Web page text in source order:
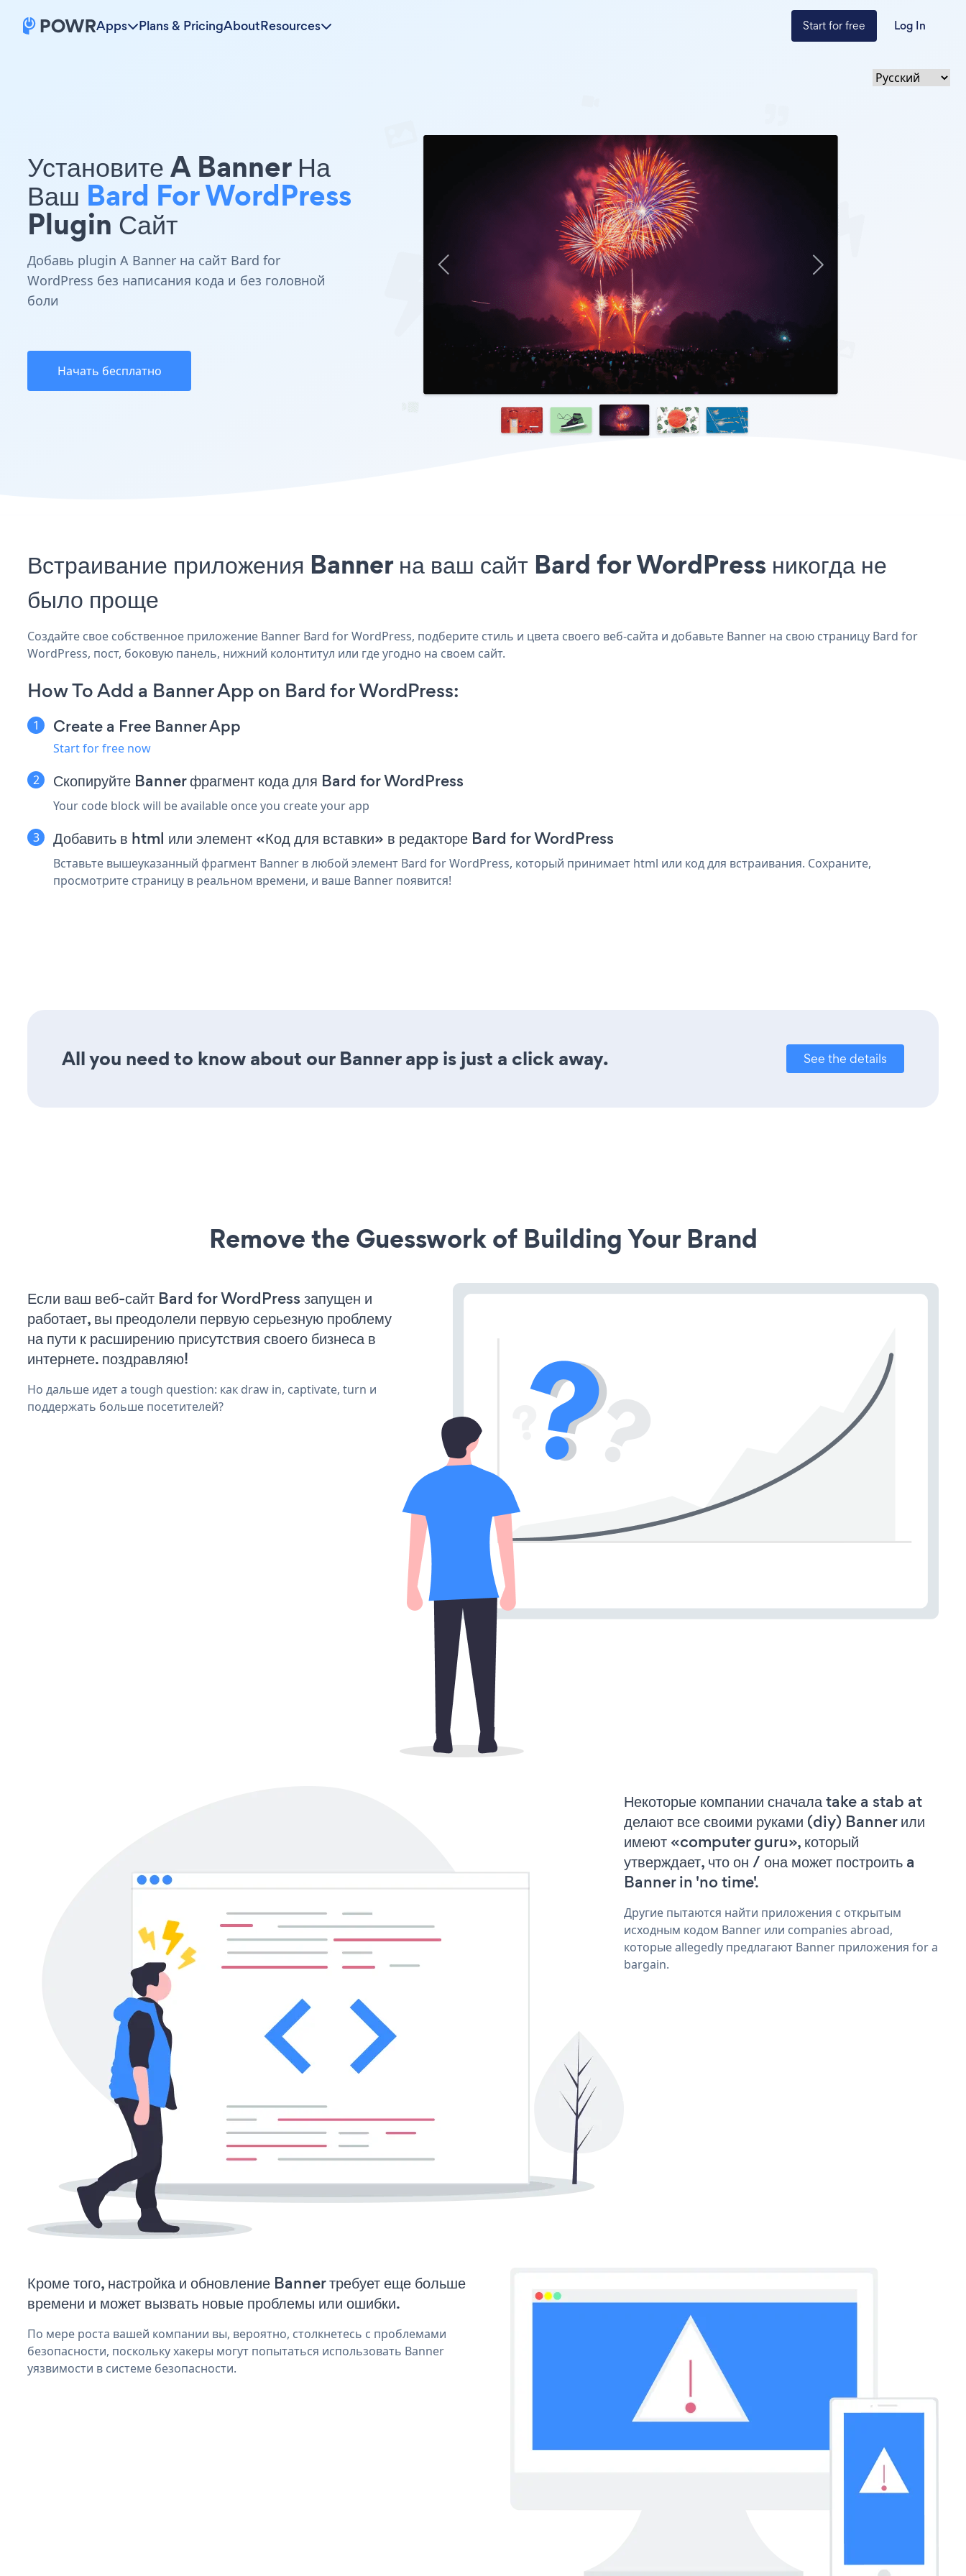
Apps Plans & PricingAboutResources Start for free Log In
Установите A Banner На
Ваш Bard For WordPress
Plugin Сайт
Добавь plugin A Banner на сайт Bard for
WordPress без написания кода и без головной
боли
Начать бесплатно
Встраивание приложения Banner на ваш сайт Bard for WordPress никогда не
было проще
Создайте свое собственное приложение Banner Bard for WordPress, подберите стиль и цвета своего веб-сайта и добавьте Banner на свою страницу Bard for
WordPress, пост, боковую панель, нижний колонтитул или где угодно на своем сайт.
How To Add a Banner App on Bard for WordPress:
Create a Free Banner App
Start for free now
Скопируйте Banner фрагмент кода для Bard for WordPress
Your code block will be available once you create your app
Добавить в html или элемент «Код для вставки» в редакторе Bard for WordPress
Вставьте вышеуказанный фрагмент Banner в любой элемент Bard for WordPress, который принимает html или код для встраивания. Сохраните,
просмотрите страницу в реальном времени, и ваше Banner появится!
All you need to know about our Banner app is just a click away. See the details
Remove the Guesswork of Building Your Brand
Если ваш веб-сайт Bard for WordPress запущен и
работает, вы преодолели первую серьезную проблему
на пути к расширению присутствия своего бизнеса в
интернете. поздравляю!
Но дальше идет a tough question: как draw in, captivate, turn и
поддержать больше посетителей?
Некоторые компании сначала take a stab at
делают все своими руками (diy) Banner или
имеют «computer guru», который
утверждает, что он / она может построить a
Banner in 'no time'.
Другие пытаются найти приложения с открытым
исходным кодом Banner или companies abroad,
которые allegedly предлагают Banner приложения for a
bargain.
Кроме того, настройка и обновление Banner требует еще больше
времени и может вызвать новые проблемы или ошибки.
По мере роста вашей компании вы, вероятно, столкнетесь с проблемами
безопасности, поскольку хакеры могут попытаться использовать Banner
уязвимости в системе безопасности.